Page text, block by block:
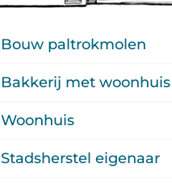
Bouw paltrokmolen
Bakkerij met woonhuis
Woonhuis
Stadsherstel eigenaar